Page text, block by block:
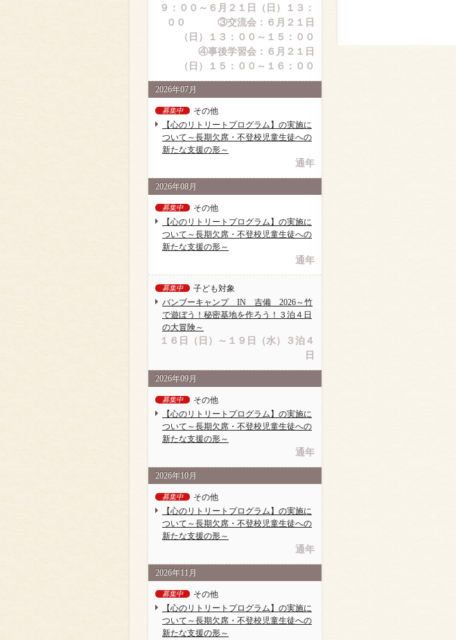
９：００～６月２１日（日）１３：
００ ③交流会：６月２１日
（日）１３：００～１５：００
④事後学習会：６月２１日
（日）１５：００～１６：００
2026年07月
募集中
その他
【心のリトリートプログラム】の実施に
ついて～長期欠席・不登校児童生徒への
新たな支援の形～
通年
2026年08月
募集中
その他
【心のリトリートプログラム】の実施に
ついて～長期欠席・不登校児童生徒への
新たな支援の形～
通年
募集中
子ども対象
バンブーキャンプ IN 吉備 2026～竹
で遊ぼう！秘密基地を作ろう！３泊４日
の大冒険～
１６日（日）～１９日（水）３泊４
日
2026年09月
募集中
その他
【心のリトリートプログラム】の実施に
ついて～長期欠席・不登校児童生徒への
新たな支援の形～
通年
2026年10月
募集中
その他
【心のリトリートプログラム】の実施に
ついて～長期欠席・不登校児童生徒への
新たな支援の形～
通年
2026年11月
募集中
その他
【心のリトリートプログラム】の実施に
ついて～長期欠席・不登校児童生徒への
新たな支援の形～